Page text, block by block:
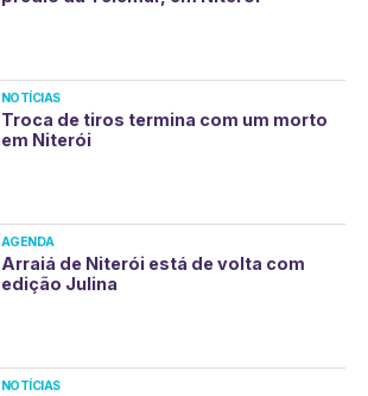
NOTÍCIAS
Troca de tiros termina com um morto
em Niterói
AGENDA
Arraiá de Niterói está de volta com
edição Julina
NOTÍCIAS